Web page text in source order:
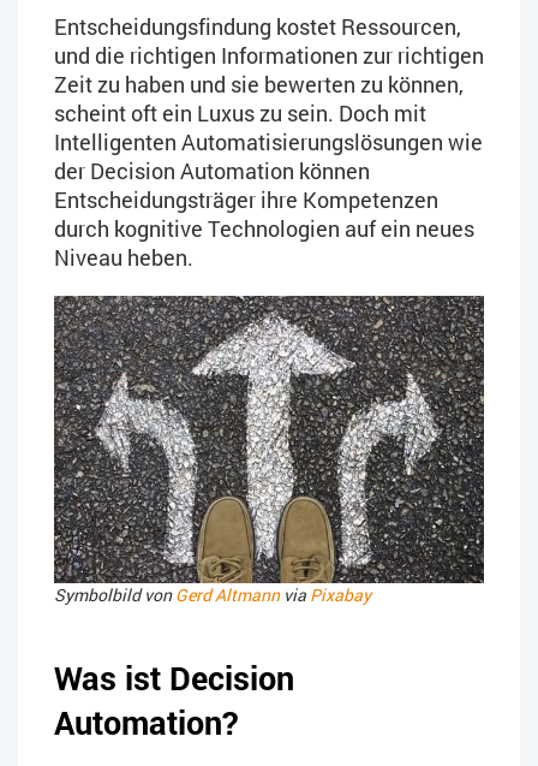
Entscheidungsfindung kostet Ressourcen,
und die richtigen Informationen zur richtigen
Zeit zu haben und sie bewerten zu können,
scheint oft ein Luxus zu sein. Doch mit
Intelligenten Automatisierungslösungen wie
der Decision Automation können
Entscheidungsträger ihre Kompetenzen
durch kognitive Technologien auf ein neues
Niveau heben.
Symbolbild vonGerd Altmannvia Pixabay
Was ist Decision
Automation?